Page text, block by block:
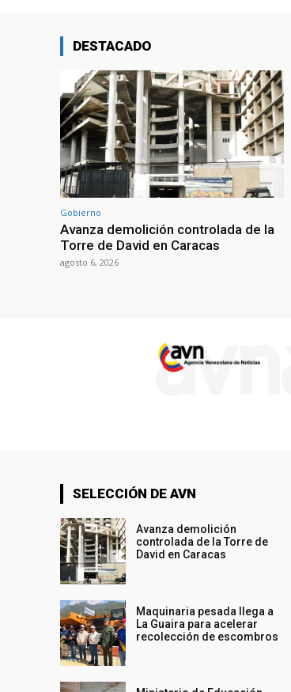
DESTACADO
Gobierno
Avanza demolición controlada de la
Torre de David en Caracas
agosto 6, 2026
SELECCIÓN DE AVN
Avanza demolición
controlada de la Torre de
David en Caracas
Maquinaria pesada llega a
La Guaira para acelerar
recolección de escombros